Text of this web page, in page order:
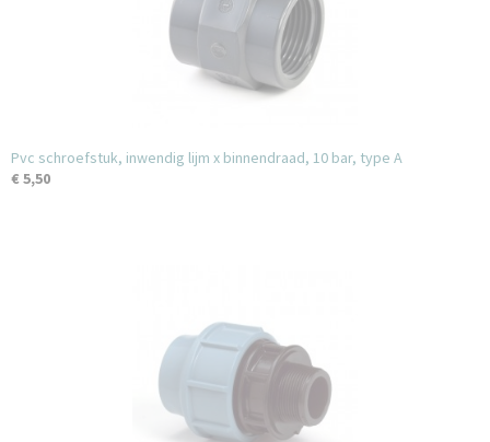
Pvc schroefstuk, inwendig lijm x binnendraad, 10 bar, type A
€ 5,50